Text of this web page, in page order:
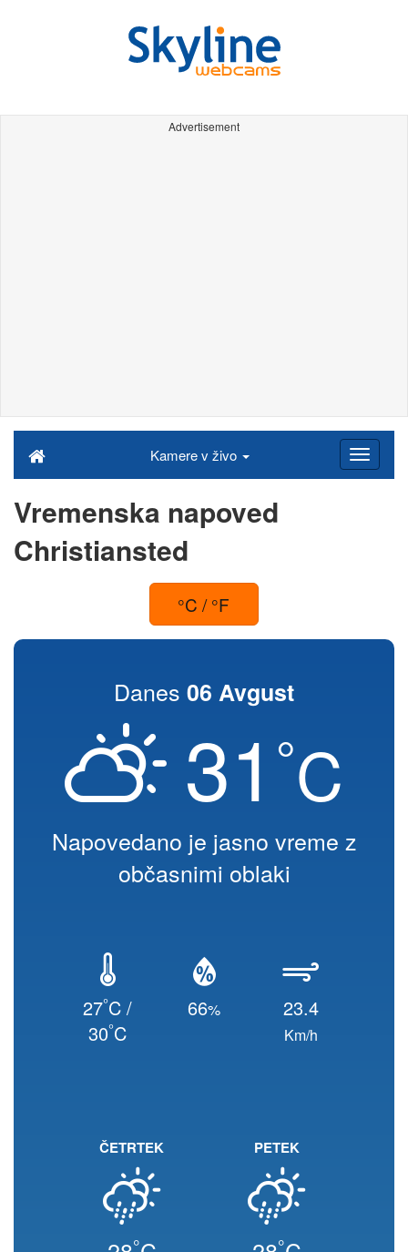
Advertisement
Kamere v živo
Vremenska napoved
Christiansted
°C / °F
Danes 06 Avgust
31 °C
Napovedano je jasno vreme z
občasnimi oblaki
27°C /
30°C
66% 23.4
Km/h
ČETRTEK
°
PETEK
°